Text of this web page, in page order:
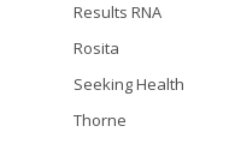
Results RNA
Rosita
Seeking Health
Thorne